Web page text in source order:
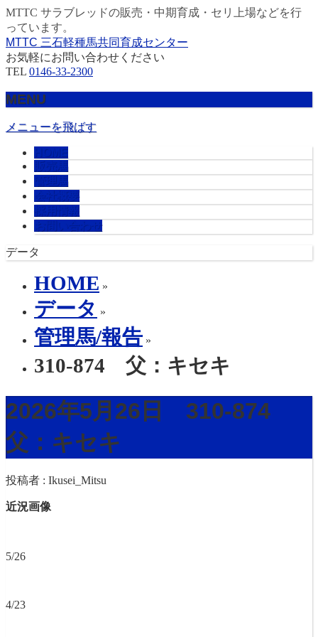
MTTC サラブレッドの販売・中期育成・セリ上場などを行
っています。
MTTC 三石軽種馬共同育成センター
お気軽にお問い合わせください
TEL 0146-33-2300
MENU
メニューを飛ばす
HOME
販売馬
管理馬
会社概要
採用情報
お問い合わせ
データ
HOME »
データ »
管理馬/報告 »
310-874 父：キセキ
2026年5月26日 310-874
父：キセキ
投稿者 : Ikusei_Mitsu
近況画像
5/26
4/23